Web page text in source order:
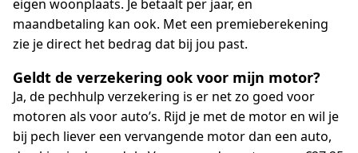
eigen woonplaats. Je betaalt per jaar, en
maandbetaling kan ook. Met een premieberekening
zie je direct het bedrag dat bij jou past.
Geldt de verzekering ook voor mijn motor?
Ja, de pechhulp verzekering is er net zo goed voor
motoren als voor auto’s. Rijd je met de motor en wil je
bij pech liever een vervangende motor dan een auto,